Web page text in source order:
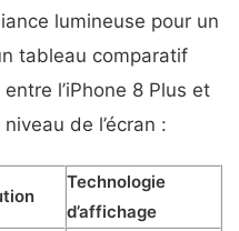
lumineuse pour un
tableau comparatif
l’iPhone 8 Plus et
de l’écran :
Technologie
d’affichage